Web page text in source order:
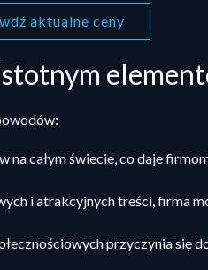
aktualne ceny
na całym świecie, co daje
i atrakcyjnych treści, firma
przyczynia się